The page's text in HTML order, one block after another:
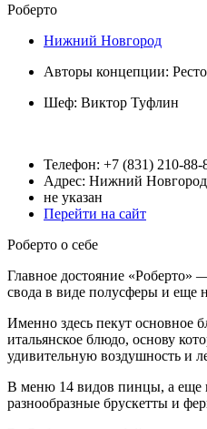
Роберто
Нижний Новгород
Авторы концепции:
Шеф: Виктор Туфлин
Телефон: +7 (831) 210-88-
Адрес: Нижний
не указан
Перейти на сайт
Роберто о себе
Главное достояние «Роберто»
свода в виде полусферы и еще
Именно здесь пекут основное
итальянское блюдо, основу
удивительную воздушность и
В меню 14 видов пинцы, а еще в
разнообразные брускетты и